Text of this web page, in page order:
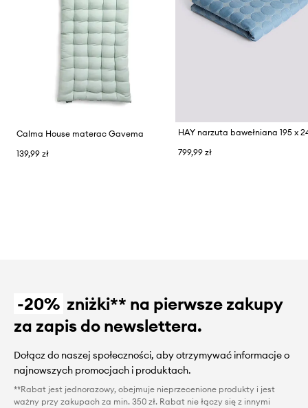
Calma House materac Gavema
139,99 zł
HAY narzuta bawełniana 195 x
799,99 zł
-20% zniżki** na pierwsze zakupy
za zapis do newslettera.
Dołącz do naszej społeczności, aby otrzymywać informacje o
najnowszych promocjach i produktach.
**Rabat jest jednorazowy, obejmuje nieprzecenione produkty i jest
ważny przy zakupach za min. 350 zł. Rabat nie łączy się z innymi